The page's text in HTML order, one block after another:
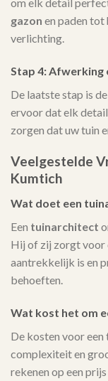
gazon en paden tot
verlichting.
Stap 4: Afwerking
De laatste stap is
ervoor dat elk
zorgen dat uw tuin
Veelgestelde
Kumtich
Wat doet een
Een tuinarchitect
Hij of zij zorgt voor
aantrekkelijk is en
behoeften.
Wat kost het om
De kosten voor
complexiteit en
rekenen op een